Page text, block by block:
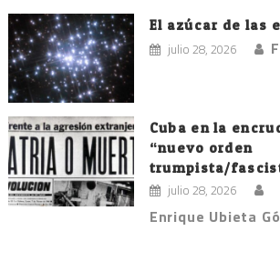
El azúcar de las
julio 28, 2026
Cuba en la
“nuevo orden
trumpista/
julio 28, 2026
Enrique Ubieta